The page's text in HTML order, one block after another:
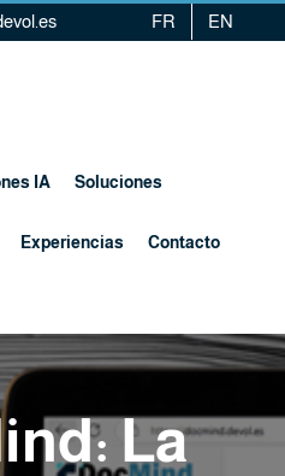
FR EN
IA Soluciones
Experiencias Contacto
La